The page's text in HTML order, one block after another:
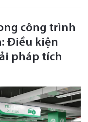
công trình
Điều kiện
pháp tích